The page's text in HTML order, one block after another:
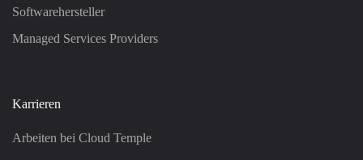
Softwarehersteller
Managed Services Providers
Karrieren
Arbeiten bei Cloud Temple